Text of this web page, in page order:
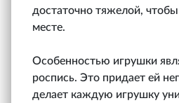
достаточно тяжелой, чтобы
месте.
Особенностью игрушки
роспись. Это придает ей
делает каждую игрушку